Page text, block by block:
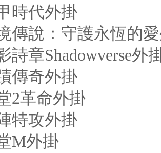
時代外掛
傳說：守護永恆的
詩章Shadowverse外
傳奇外掛
2革命外掛
特攻外掛
M外掛